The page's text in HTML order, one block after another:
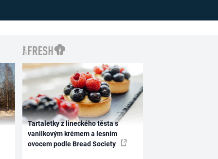
Tartaletky z lineckého těsta s
vanilkovým krémem a lesním
ovocem podle Bread Society